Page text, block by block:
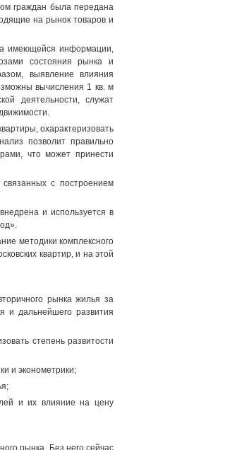
граждан была передана
на рынок товаров и
имеющейся информации,
состояния рынка и
выявление влияния
вычисления 1 кв. м
деятельности, служат
охарактеризовать
позволит правильно
что может принести
с построением
и используется в
методики комплексного
квартир, и на этой
рынка жилья за
и дальнейшего развития
степень развитости
и эконометрики;
и их влияние на цену
рынка. Без него сейчас